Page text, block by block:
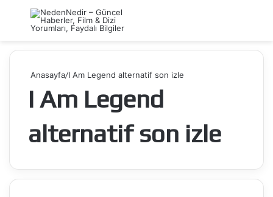
Menü
Anasayfa/I Am Legend alternatif son izle
I Am Legend
alternatif son izle